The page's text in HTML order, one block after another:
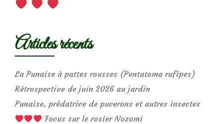
Articles récents
La Punaise à pattes rousses (Pentatoma rufipes)
Rétrospective de juin 2026 au jardin
Punaise, prédatrice de pucerons et autres insectes
Focus sur le rosier Nozomi